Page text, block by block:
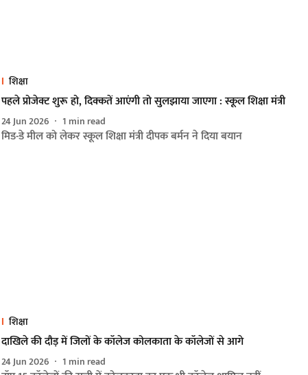
शिक्षा
पहले प्रोजेक्ट शुरू हो, दिक्कतें आएंगी तो सुलझाया जाएगा : स्कूल शिक्षा मंत्री
24 Jun 2026 1 min read
मिड-डे मील को लेकर स्कूल शिक्षा मंत्री दीपक बर्मन ने दिया बयान
शिक्षा
दाखिले की दौड़ में जिलों के कॉलेज कोलकाता के कॉलेजों से आगे
24 Jun 2026 1 min read